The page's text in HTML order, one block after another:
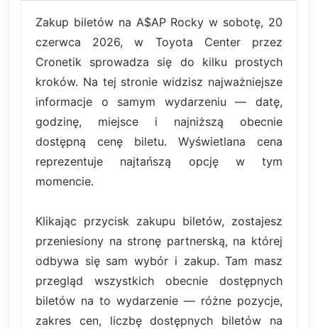
Zakup biletów na A$AP Rocky w sobotę, 20
czerwca 2026, w Toyota Center przez
Cronetik sprowadza się do kilku prostych
kroków. Na tej stronie widzisz najważniejsze
informacje o samym wydarzeniu — datę,
godzinę, miejsce i najniższą obecnie
dostępną cenę biletu. Wyświetlana cena
reprezentuje najtańszą opcję w tym
momencie.
Klikając przycisk zakupu biletów, zostajesz
przeniesiony na stronę partnerską, na której
odbywa się sam wybór i zakup. Tam masz
przegląd wszystkich obecnie dostępnych
biletów na to wydarzenie — różne pozycje,
zakres cen, liczbę dostępnych biletów na